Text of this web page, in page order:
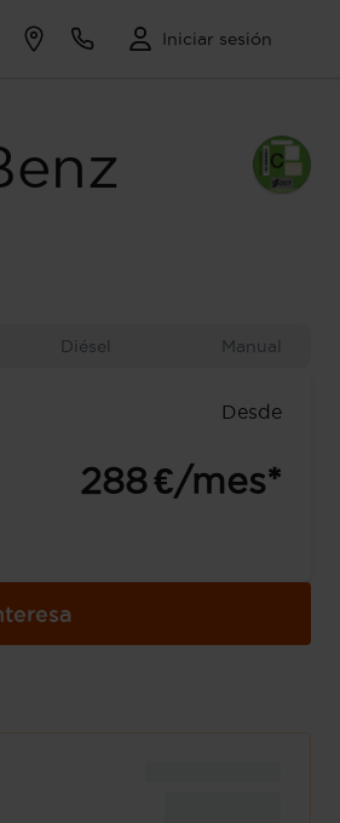
Iniciar sesión
Diésel Manual
Desde
288 €/mes*